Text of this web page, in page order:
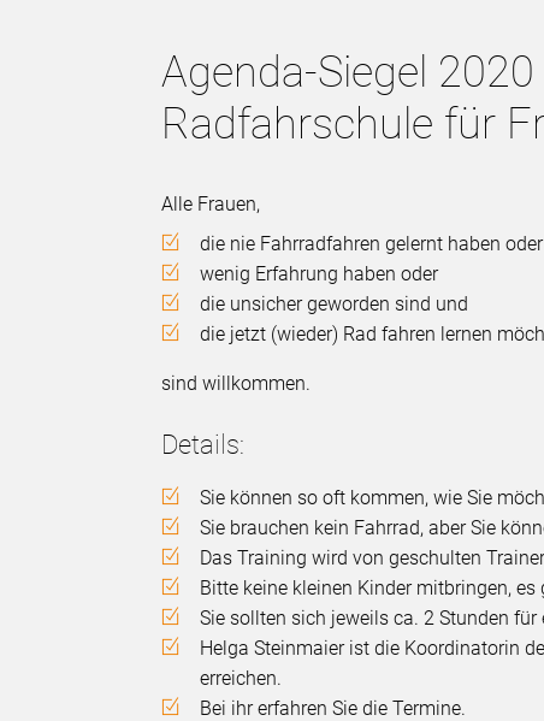
Agenda-Siegel
Radfahrschule für
Alle Frauen,
die nie Fahrradfahren gelernt haben oder
wenig Erfahrung haben oder
die unsicher geworden sind und
die jetzt (wieder) Rad fahren lernen
sind willkommen.
Details:
Sie können so oft kommen, wie Sie
Sie brauchen kein Fahrrad, aber Sie
Das Training wird von geschulten
Bitte keine kleinen Kinder mitbringen,
Sie sollten sich jeweils ca. 2 Stunden
Helga Steinmaier ist die Koordinatorin
erreichen.
Bei ihr erfahren Sie die Termine.